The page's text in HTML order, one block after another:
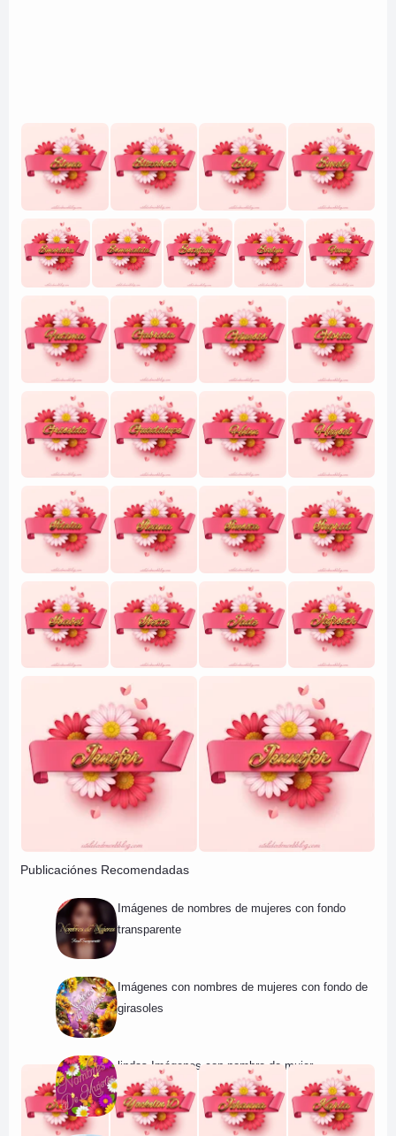
Publicaciónes Recomendadas
Imágenes de nombres de mujeres con fondo
transparente
Imágenes con nombres de mujeres con fondo de
girasoles
lindas Imágenes con nombre de mujer